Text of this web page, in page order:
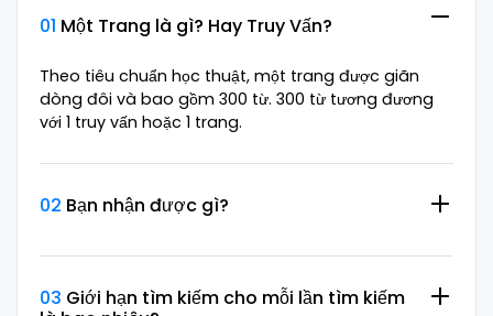
01 Một Trang là gì? Hay Truy Vấn?
Theo tiêu chuẩn học thuật, một trang được giãn
dòng đôi và bao gồm 300 từ. 300 từ tương đương
với 1 truy vấn hoặc 1 trang.
02 Bạn nhận được gì?
03 Giới hạn tìm kiếm cho mỗi lần tìm kiếm